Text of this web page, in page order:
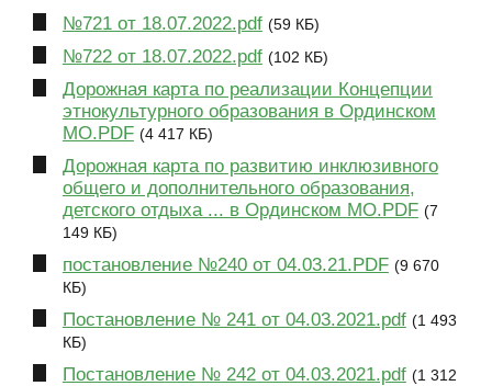
№721 от 18.07.2022.pdf (59 КБ)
№722 от 18.07.2022.pdf (102 КБ)
Дорожная карта по реализации Концепции
этнокультурного образования в Ординском
МО.PDF (4 417 КБ)
Дорожная карта по развитию инклюзивного
общего и дополнительного образования,
детского отдыха ... в Ординском МО.PDF (7
149 КБ)
постановление №240 от 04.03.21.PDF (9 670
КБ)
Постановление № 241 от 04.03.2021.pdf (1 493
КБ)
Постановление № 242 от 04.03.2021.pdf (1 312